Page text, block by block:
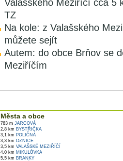
Valašského Meziříčí cca 5
TZ
Na kole: z Valašského
můžete sejít
Autem: do obce Brňov se
Meziříčím
Města a obce
783 m JARCOVÁ
2,8 km BYSTŘIČKA
3,1 km POLIČNÁ
3,3 km OZNICE
3,5 km VALAŠSKÉ MEZIŘÍČÍ
4,0 km MIKULŮVKA
5,5 km BRANKY